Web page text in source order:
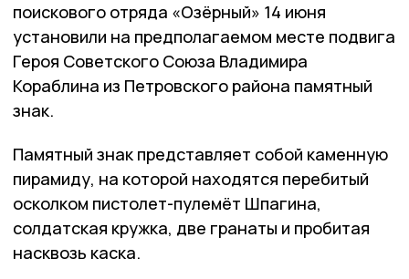
поискового отряда «Озёрный» 14 июня
установили на предполагаемом месте подвига
Героя Советского Союза Владимира
Кораблина из Петровского района памятный
знак.
Памятный знак представляет собой каменную
пирамиду, на которой находятся перебитый
осколком пистолет-пулемёт Шпагина,
солдатская кружка, две гранаты и пробитая
насквозь каска.